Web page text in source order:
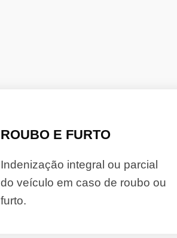
ROUBO E FURTO
Indenização integral ou parcial
do veículo em caso de roubo ou
furto.